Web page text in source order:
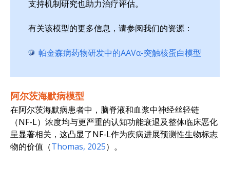
支持机制研究也助力治疗评估。
有关该模型的更多信息，请参阅我们的资源：
帕金森病药物研发中的AAVα-突触核蛋白模型
阿尔茨海默病模型
在阿尔茨海默病患者中，脑脊液和血浆中神经丝轻链
（NF-L）浓度均与更严重的认知功能衰退及整体临床恶化
呈显著相关，这凸显了NF-L作为疾病进展预测性生物标志
物的价值（Thomas, 2025）。